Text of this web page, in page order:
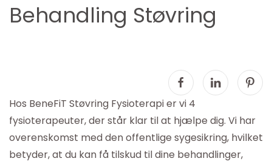
Behandling Støvring
Hos BeneFiT Støvring Fysioterapi er vi 4
fysioterapeuter, der står klar til at hjælpe dig. Vi har
overenskomst med den offentlige sygesikring, hvilket
betyder, at du kan få tilskud til dine behandlinger,